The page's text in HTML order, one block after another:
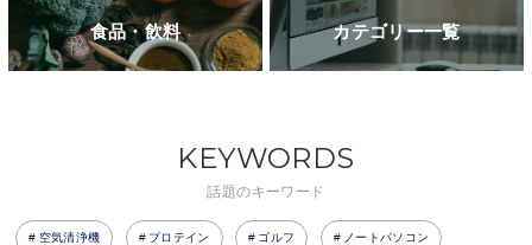
食品・飲料 カテゴリー一覧
KEYWORDS
話題のキーワード
空気清浄機 プロテイン ゴルフ ノートパソコン